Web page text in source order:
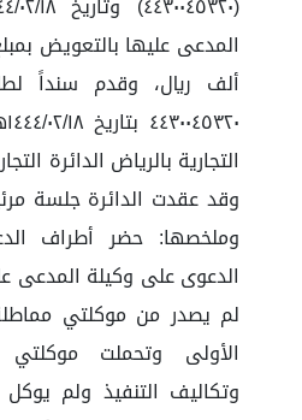
ألف ريال، وقدم سنداً
التجارية بالرياض الدائرة
وملخصها: حضر أطراف
الدعوى على وكيلة المدعى
لم يصدر من موكلتي
الأولى وتحملت موكلتي
وتكاليف التنفيذ ولم